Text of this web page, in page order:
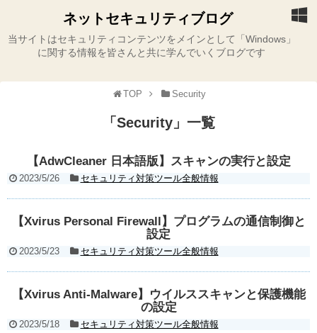
ネットセキュリティブログ
当サイトはセキュリティコンテンツをメインとして「Windows」
に関する情報を皆さんと共に学んでいくブログです
TOP Security
「 Security」 一覧
【AdwCleaner 日本語版】スキャンの実行と設定
2023/5/26 セキュリティ対策ツール全般情報
【Xvirus Personal Firewall】プログラムの通信制御と
設定
2023/5/23 セキュリティ対策ツール全般情報
【Xvirus Anti-Malware】ウイルススキャンと保護機能
の設定
2023/5/18 セキュリティ対策ツール全般情報